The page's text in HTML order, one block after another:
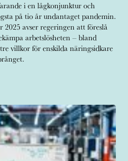
i en lågkonjunktur och
på tio år undantaget pandemin.
avser regeringen att föreslå
arbetslösheten – bland
villkor för enskilda näringsidkare